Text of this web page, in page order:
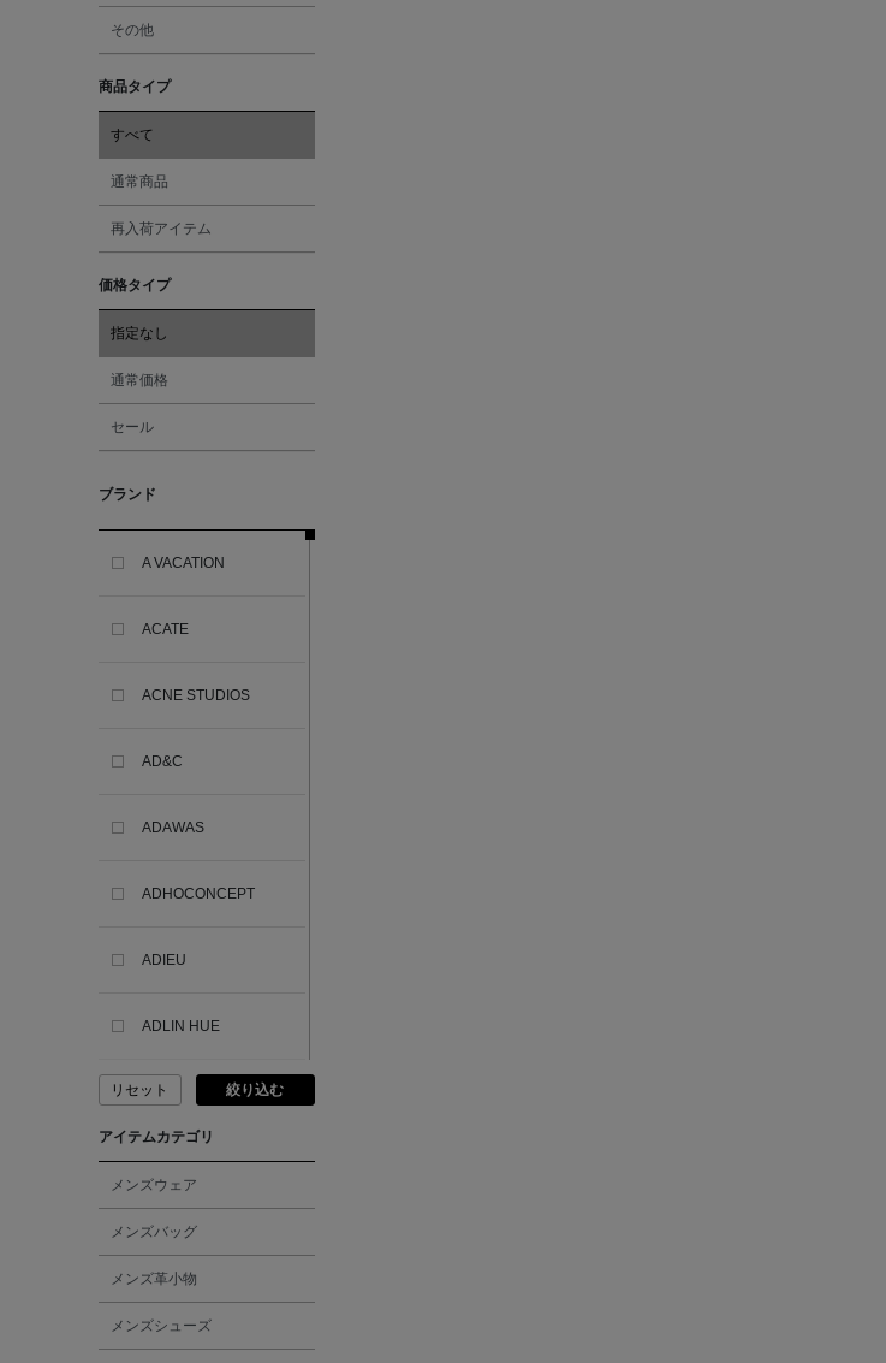
その他
商品タイプ
すべて
通常商品
再入荷アイテム
価格タイプ
指定なし
通常価格
セール
ブランド
A VACATION
ACATE
ACNE STUDIOS
AD&C
ADAWAS
ADHOCONCEPT
ADIEU
ADLIN HUE
ADVISORY BOARD
AESOP
リセット 絞り込む
アイテムカテゴリ
メンズウェア
メンズバッグ
メンズ革小物
メンズシューズ